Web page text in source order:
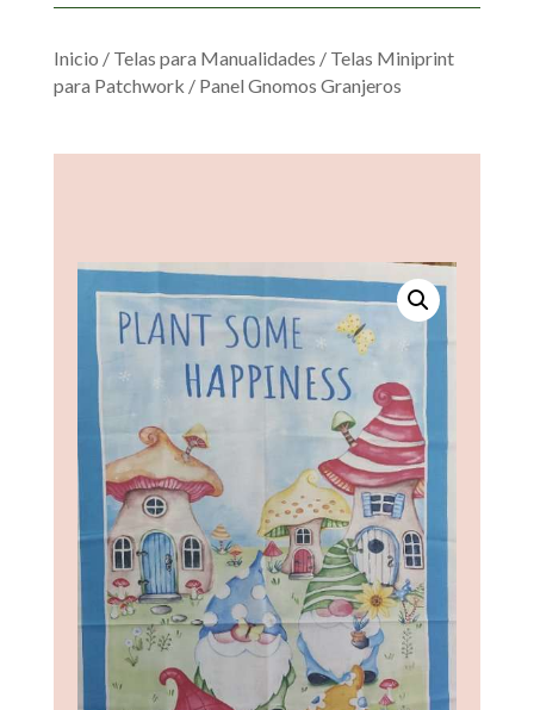
Inicio / Telas para Manualidades / Telas Miniprint
para Patchwork / Panel Gnomos Granjeros